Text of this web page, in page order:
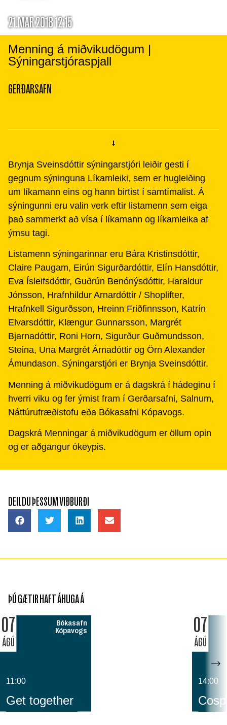
21.MAR 2018 12:15
Menning á miðvikudögum |
Sýningarstjóraspjall
GERÐARSAFN
Brynja Sveinsdóttir sýningarstjóri leiðir gesti í
gegnum sýninguna Líkamleiki, sem er hugleiðing
um líkamann eins og hann birtist í samtímalist. Á
sýningunni eru valin verk eftir listamenn sem eiga
það sammerkt að vísa í líkamann og líkamleika af
ýmsu tagi.
Listamenn sýningarinnar eru Bára Kristinsdóttir,
Claire Paugam, Eirún Sigurðardóttir, Elín Hansdóttir,
Eva Ísleifsdóttir, Guðrún Benónýsdóttir, Haraldur
Jónsson, Hrafnhildur Arnardóttir / Shoplifter,
Hrafnkell Sigurðsson, Hreinn Friðfinnsson, Katrín
Elvarsdóttir, Klængur Gunnarsson, Margrét
Bjarnadóttir, Roni Horn, Sigurður Guðmundsson,
Steina, Una Margrét Árnadóttir og Örn Alexander
Ámundason. Sýningarstjóri er Brynja Sveinsdóttir.
Menning á miðvikudögum er á dagskrá í hádeginu í
hverri viku og fer ýmist fram í Gerðarsafni, Salnum,
Náttúrufræðistofu eða Bókasafni Kópavogs.
Dagskrá Menningar á miðvikudögum er öllum opin
og er aðgangur ókeypis.
DEILDU ÞESSUM VIÐBURÐI
ÞÚ GÆTIR HAFT ÁHUGA Á
07
ÁGÚ
Bókasafn
Kópavogs
11:00
Get together
07
ÁGÚ
14:00